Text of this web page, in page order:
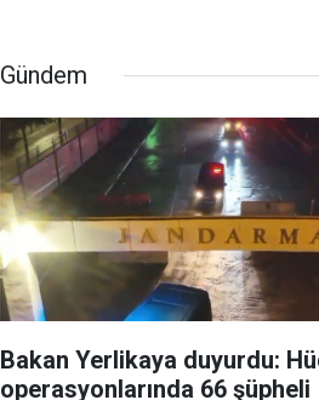
Gündem
Bakan Yerlikaya duyurdu:
operasyonlarında 66 şüpheli